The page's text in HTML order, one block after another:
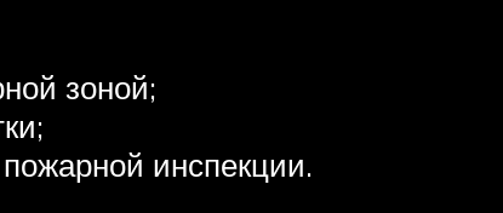
зоной;
инспекции.